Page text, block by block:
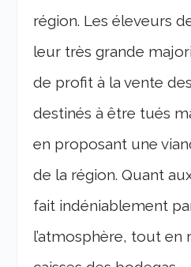
région. Les éleveurs
leur très grande
de profit à la vente
destinés à être tués
en proposant une
de la région. Quant
fait indéniablement
l’atmosphère, tout en